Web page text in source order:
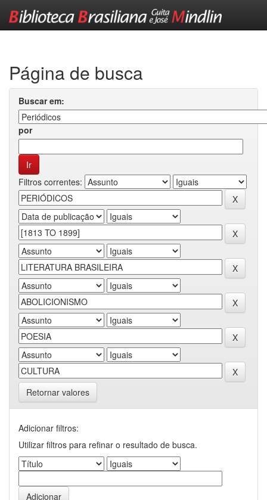
Página de busca
Buscar em:
por
Filtros correntes:
Retornar valores
Adicionar filtros:
Utilizar filtros para refinar o resultado de busca.